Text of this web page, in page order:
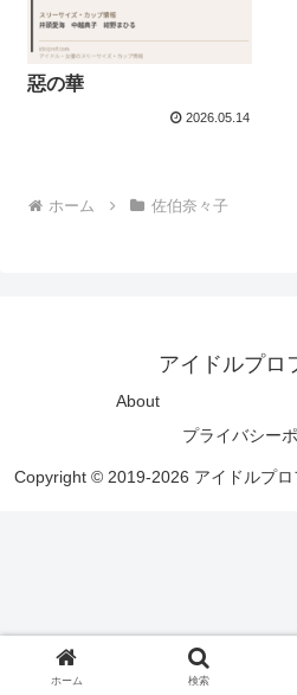
惡の華
2026.05.14
ホーム 佐伯奈々子
アイドルプロ
About
プライバシー
Copyright © 2019-2026 アイドルプ
ホーム 検索